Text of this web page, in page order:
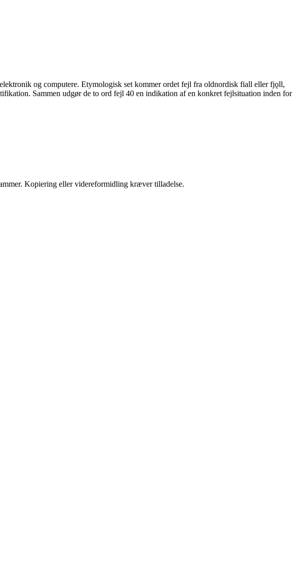
og computere. Etymologisk set kommer ordet fejl fra oldnordisk fiall eller fjǫll,
Sammen udgør de to ord fejl 40 en indikation af en konkret fejlsituation inden for
Kopiering eller videreformidling kræver tilladelse.